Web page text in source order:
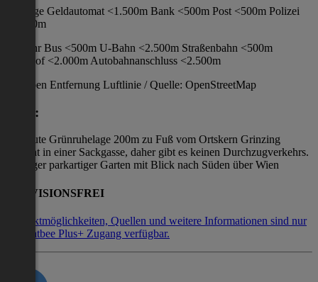
Sonstige Geldautomat <1.500m Bank <500m Post <500m Polizei
<1.500m
Verkehr Bus <500m U-Bahn <2.500m Straßenbahn <500m
Bahnhof <2.000m Autobahnanschluss <2.500m
Angaben Entfernung Luftlinie / Quelle: OpenStreetMap
Lage:
Absolute Grünruhelage 200m zu Fuß vom Ortskern Grinzing
entfernt in einer Sackgasse, daher gibt es keinen Durchzugverkehrs.
Sonniger parkartiger Garten mit Blick nach Süden über Wien
PROVISIONSFREI
Kontaktmöglichkeiten, Quellen und weitere Informationen sind nur
mit Flatbee Plus+ Zugang verfügbar.